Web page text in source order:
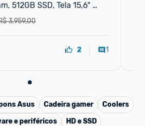
512GB SSD, Tela 15,6"
3.959,00
2 1
Asus Cadeira gamer
Coolers
e periféricos
HD e SSD